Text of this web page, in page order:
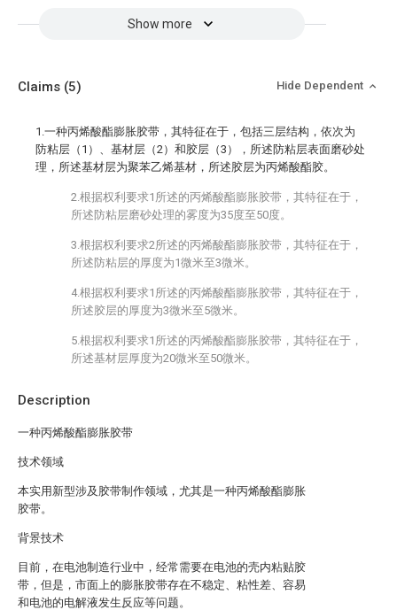
Show more
Description
一种丙烯酸酯膨胀胶带
技术领域
本实用新型涉及胶带制作领域，尤其是一种丙烯酸酯膨胀
胶带。
背景技术
目前，在电池制造行业中，经常需要在电池的壳内粘贴胶
带，但是，市面上的膨胀胶带存在不稳定、粘性差、容易
和电池的电解液发生反应等问题。
Claims (5) Hide Dependent
1.一种丙烯酸酯膨胀胶带，其特征在于，包括三层结构，依次为
防粘层（1）、基材层（2）和胶层（3），所述防粘层表面磨砂处
理，所述基材层为聚苯乙烯基材，所述胶层为丙烯酸酯胶。
2.根据权利要求1所述的丙烯酸酯膨胀胶带，其特征在于，
所述防粘层磨砂处理的雾度为35度至50度。
3.根据权利要求2所述的丙烯酸酯膨胀胶带，其特征在于，
所述防粘层的厚度为1微米至3微米。
4.根据权利要求1所述的丙烯酸酯膨胀胶带，其特征在于，
所述胶层的厚度为3微米至5微米。
5.根据权利要求1所述的丙烯酸酯膨胀胶带，其特征在于，
所述基材层厚度为20微米至50微米。